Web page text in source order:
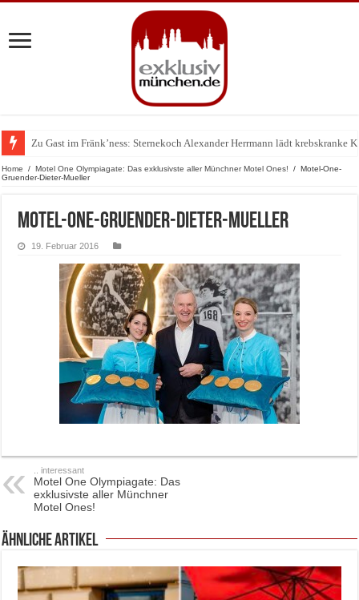
Zu Gast im Fränk’ness: Sternekoch Alexander Herrmann lädt krebskranke
Warum München gerade zum Treffpunkt der Lingerie-Branche wurde
Home / Motel One Olympiagate: Das exklusivste aller Münchner Motel Ones! / Motel-One-
Gruender-Dieter-Mueller
Motel-One-Gruender-Dieter-Mueller
19. Februar 2016
.. interessant
Motel One Olympiagate: Das
exklusivste aller Münchner
Motel Ones!
ähnliche Artikel